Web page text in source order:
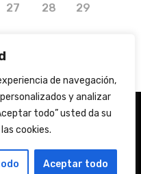
de navegación,
y analizar
todo” usted da su
cookies.
Aceptar todo
27 28
29
Needs.
|Nota legal|Info